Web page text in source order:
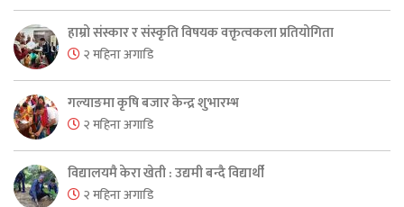
हाम्रो संस्कार र संस्कृति विषयक वक्तृत्वकला प्रतियोगिता
२ महिना अगाडि
गल्याङमा कृषि बजार केन्द्र शुभारम्भ
२ महिना अगाडि
विद्यालयमै केरा खेती : उद्यमी बन्दै विद्यार्थी
२ महिना अगाडि